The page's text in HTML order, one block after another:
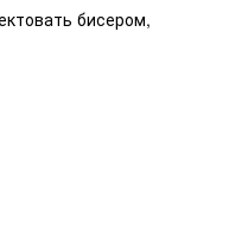
бисером,